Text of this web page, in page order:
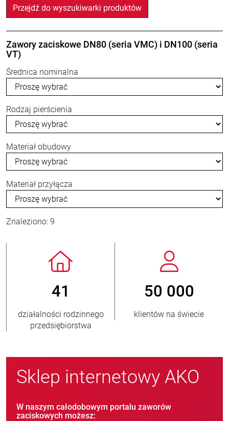
Przejdź do wyszukiwarki produktów
Zawory zaciskowe DN80 (seria VMC) i DN100 (seria
VT)
Średnica nominalna
Rodzaj pierścienia
Materiał obudowy
Materiał przyłącza
Znaleziono: 9
na świecie nowych klientów/rok
Sklep internetowy AKO
W naszym całodobowym portalu zaworów
zaciskowych możesz: